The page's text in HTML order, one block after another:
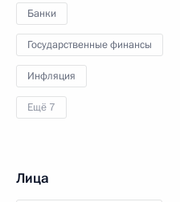
Банки
Государственные финансы
Инфляция
Ещё 7
Лица